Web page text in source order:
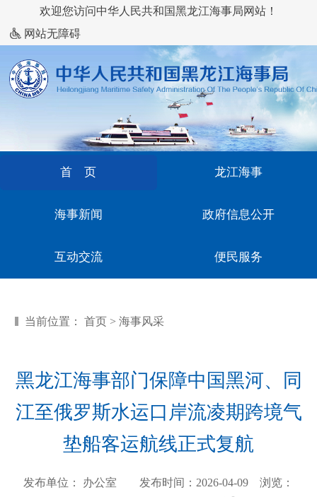
欢迎您访问中华人民共和国黑龙江海事局网站！
网站无障碍
首 页 龙江海事
海事新闻 政府信息公开
互动交流 便民服务
当前位置： 首页 > 海事风采
黑龙江海事部门保障中国黑河、同
江至俄罗斯水运口岸流凌期跨境气
垫船客运航线正式复航
发布单位： 办公室 发布时间：2026-04-09 浏览：